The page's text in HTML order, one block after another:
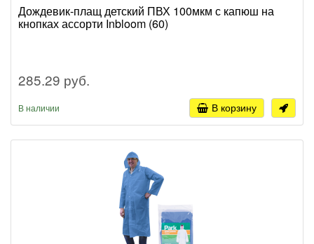
Дождевик-плащ детский ПВХ 100мкм с капюш на
кнопках ассорти Inbloom (60)
285.29 руб.
В наличии В корзину